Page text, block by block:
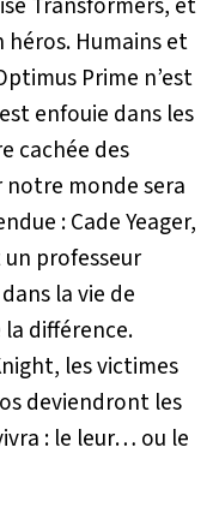
Humains et
Prime n’est
enfouie dans les
cachée des
notre monde sera
: Cade Yeager,
professeur
la vie de
la différence.
les victimes
deviendront les
: le leur… ou le